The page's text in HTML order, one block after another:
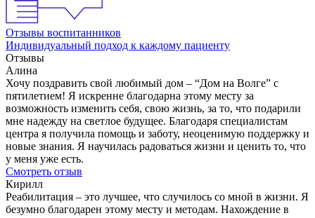
Отзывы воспитанников
Индивидуальный подход к каждому пациенту
Отзывы
Алина
Хочу поздравить свой любимый дом – “Дом на Волге” с
пятилетием! Я искренне благодарна этому месту за
возможность изменить себя, свою жизнь, за то, что подарили
мне надежду на светлое будущее. Благодаря специалистам
центра я получила помощь и заботу, неоценимую поддержку и
новые знания. Я научилась радоваться жизни и ценить то, что
у меня уже есть.
Смотреть отзыв
Кирилл
Реабилитация – это лучшее, что случилось со мной в жизни. Я
безумно благодарен этому месту и методам. Нахождение в